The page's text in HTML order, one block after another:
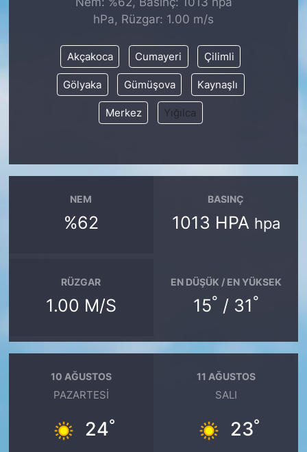
hPa, Rüzgar: 1.00 m/s
Akçakoca Cumayeri Çilimli
Gölyaka Gümüşova Kaynaşlı
Merkez Yığılca
NEM
%62
BASINÇ
1013 HPA hpa
RÜZGAR
1.00 M/S
EN DÜŞÜK / EN YÜKSEK
15° / 31°
10 AĞUSTOS
PAZARTESI
24°
11 AĞUSTOS
SALI
23°
KONGRE TAKVİMİ
RÖPORTAJLAR